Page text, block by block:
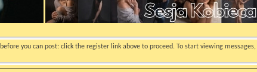
before you can post: click the register link above to proceed. To start viewing